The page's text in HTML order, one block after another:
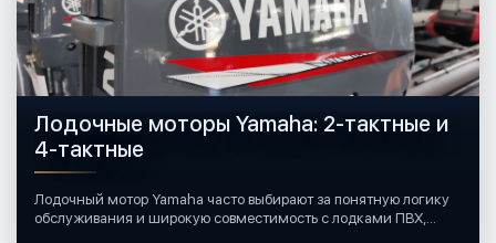
Лодочные моторы Yamaha: 2-тактные и
4-тактные
Лодочный мотор Yamaha часто выбирают за понятную логику
обслуживания и широкую совместимость с лодками ПВХ,